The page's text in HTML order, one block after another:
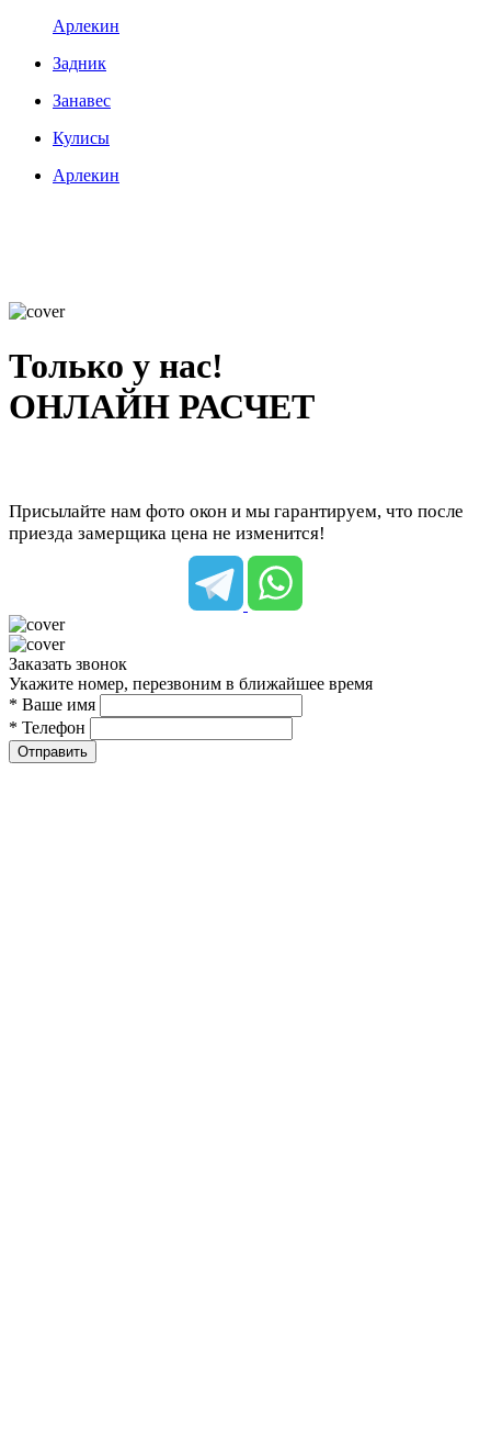
Арлекин
Задник
Занавес
Кулисы
Арлекин
Только у нас!
ОНЛАЙН РАСЧЕТ
Присылайте нам фото окон и мы гарантируем, что после
приезда замерщика цена не изменится!
Заказать звонок
Укажите номер, перезвоним в ближайшее время
* Ваше имя
* Телефон
Отправить